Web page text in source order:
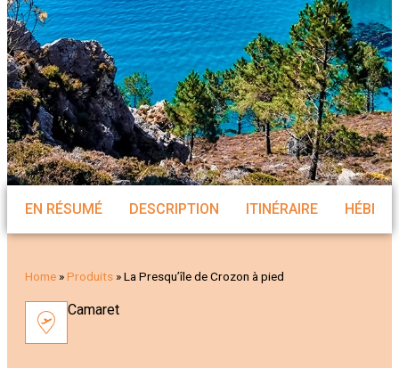
EN RÉSUMÉ DESCRIPTION ITINÉRAIRE
Home »Produits »La Presqu’île de Crozon à pied
Camaret